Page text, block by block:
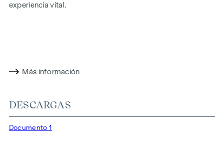
experiencia vital.
propiedad no sólo ofrece menores costes energéticos y una
iluminación. Los residentes se benefician de una ubicación
ideal, a pocos minutos a pie de las estaciones de metro
"Ottakring" y "Kendlerstraße", que ofrecen una conexión
Más información
DESCARGAS
Documento 1